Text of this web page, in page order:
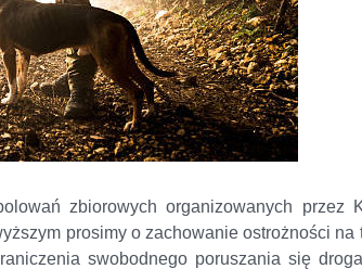
zbiorowych organizowanych przez
prosimy o zachowanie ostrożności na
swobodnego poruszania się